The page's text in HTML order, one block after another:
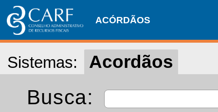
ACÓRDÃOS
Sistemas: Acordãos
Busca: